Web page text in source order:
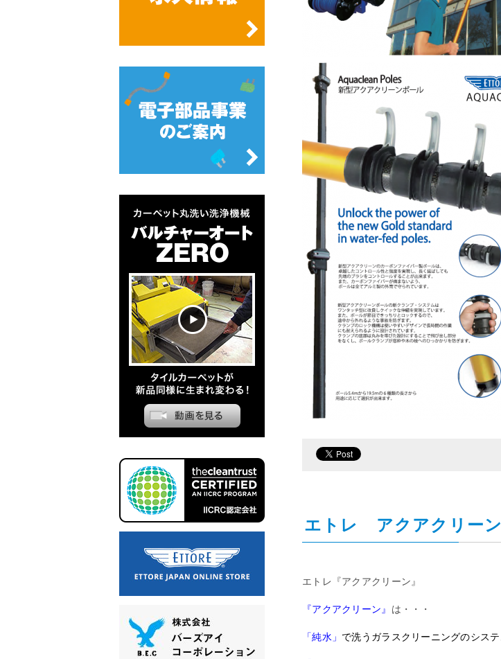
エトレ アクアクリーン
エトレ『アクアクリーン』
『アクアクリーン』 は・・・
「純水」 で洗うガラスクリーニングのシステ